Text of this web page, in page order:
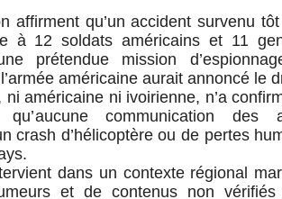
affirment qu’un accident survenu
à 12 soldats américains et 11
prétendue mission
américaine aurait annoncé le
américaine ni ivoirienne, n’a
communication des
crash d’hélicoptère ou de pertes
dans un contexte régional
et de contenus non